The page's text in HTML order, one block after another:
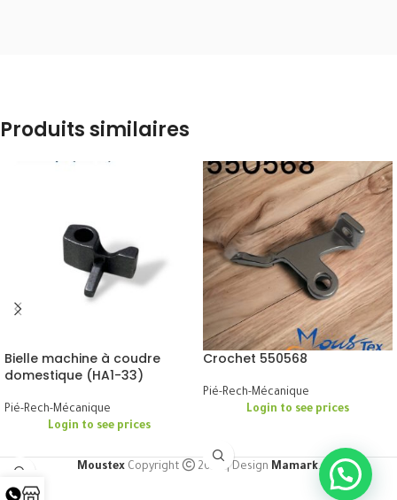
Produits similaires
Bielle machine à coudre
domestique (HA1-33)
Pié-Rech-Mécanique
Login to see prices
Crochet 550568
Pié-Rech-Mécanique
Login to see prices
MoustexCopyright 2024 | Design Mamark.